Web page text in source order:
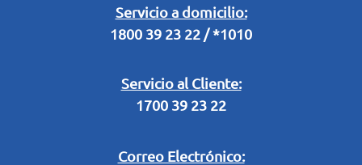
Servicio a domicilio:
1800 39 23 22 / *1010
Servicio al Cliente:
1700 39 23 22
Correo Electrónico:
Legal Campaña Produbanco
Términos y condiciones sorteo partido de fútbol "Tu ídolo"